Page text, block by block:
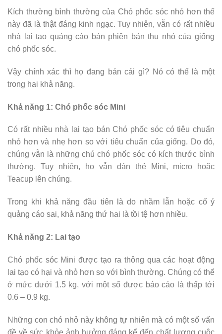
Kích thường bình thường của Chó phốc sóc nhỏ hơn thế
này đã là thật đáng kinh ngạc. Tuy nhiên, vẫn có rất nhiều
nhà lai tạo quảng cáo bán phiên bản thu nhỏ của giống
chó phốc sóc.
Vậy chính xác thì họ đang bán cái gì? Nó có thể là một
trong hai khả năng.
Khả năng 1: Chó phốc sóc Mini
Có rất nhiều nhà lai tạo bán Chó phốc sóc có tiêu chuẩn
nhỏ hơn và nhẹ hơn so với tiêu chuẩn của giống. Do đó,
chúng vẫn là những chú chó phốc sóc có kích thước bình
thường. Tuy nhiên, họ vẫn dán thẻ Mini, micro hoặc
Teacup lên chúng.
Trong khi khả năng đầu tiên là do nhầm lẫn hoặc cố ý
quảng cáo sai, khả năng thứ hai là tồi tệ hơn nhiều.
Khả năng 2: Lai tạo
Chó phốc sóc Mini được tạo ra thông qua các hoạt động
lai tạo có hại và nhỏ hơn so với bình thường. Chúng có thể
ở mức dưới 1.5 kg, với một số được báo cáo là thấp tới
0.6 – 0.9 kg.
Những con chó nhỏ này không tự nhiên mà có một số vấn
đề về sức khỏe ảnh hưởng đáng kể đến chất lượng cuộc